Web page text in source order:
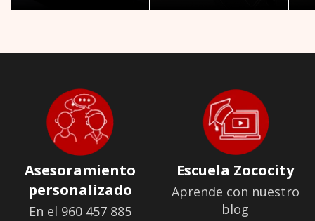
Asesoramiento
personalizado
En el 960 457 885
Escuela Zococity
Aprende con nuestro
blog